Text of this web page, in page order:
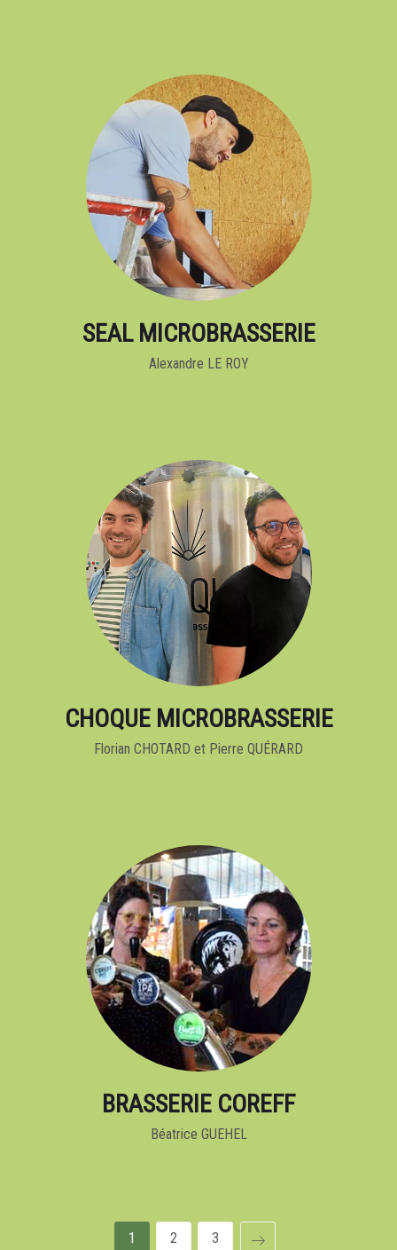
SEAL MICROBRASSERIE
Alexandre LE ROY
CHOQUE MICROBRASSERIE
Florian CHOTARD et Pierre QUÉRARD
BRASSERIE COREFF
Béatrice GUEHEL
1 2 3